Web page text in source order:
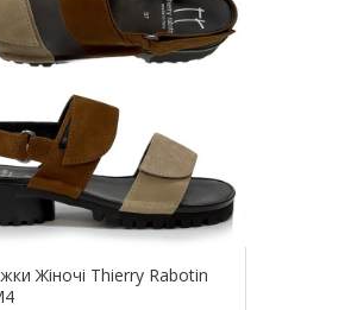
Жіночі Thierry Rabotin